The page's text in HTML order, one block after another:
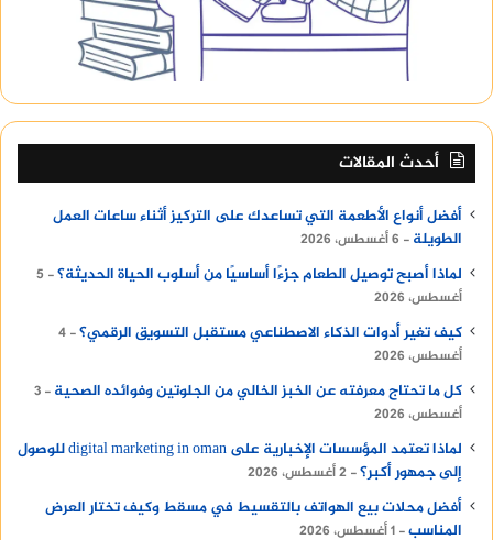
أحدث المقالات
أفضل أنواع الأطعمة التي تساعدك على التركيز أثناء ساعات العمل
الطويلة
6 أغسطس، 2026
لماذا أصبح توصيل الطعام جزءًا أساسيًا من أسلوب الحياة الحديثة؟
5
أغسطس، 2026
كيف تغير أدوات الذكاء الاصطناعي مستقبل التسويق الرقمي؟ 4
أغسطس، 2026
كل ما تحتاج معرفته عن الخبز الخالي من الجلوتين وفوائده الصحية
3
أغسطس، 2026
لماذا تعتمد المؤسسات الإخبارية على digital marketing in oman للوصول
إلى جمهور أكبر؟ 2 أغسطس، 2026
أفضل محلات بيع الهواتف بالتقسيط في مسقط وكيف تختار العرض
المناسب 1 أغسطس، 2026